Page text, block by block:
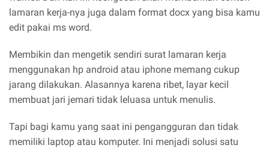
lamaran kerja-nya juga dalam format docx yang bisa kamu
edit pakai ms word.
Membikin dan mengetik sendiri surat lamaran kerja
menggunakan hp android atau iphone memang cukup
jarang dilakukan. Alasannya karena ribet, layar kecil
membuat jari jemari tidak leluasa untuk menulis.
Tapi bagi kamu yang saat ini pengangguran dan tidak
memiliki laptop atau komputer. Ini menjadi solusi satu